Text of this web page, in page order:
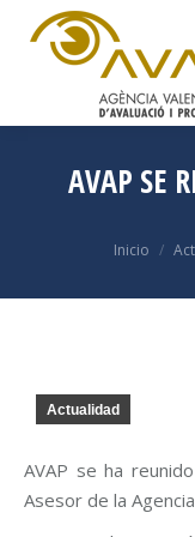
AVAP SE
Estás
Inicio
Actualidad
AVAP se ha
Asesor de la